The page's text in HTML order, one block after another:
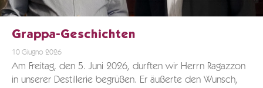
Grappa-Geschichten
10 Giugno 2026
Am Freitag, den 5. Juni 2026, durften wir Herrn Ragazzon
in unserer Destillerie begrüßen. Er äußerte den Wunsch,